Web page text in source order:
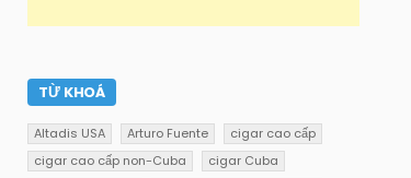
TỪ KHOÁ
Altadis USA Arturo Fuente
cigar cao cấp
cigar cao cấp non-Cuba
cigar Cuba